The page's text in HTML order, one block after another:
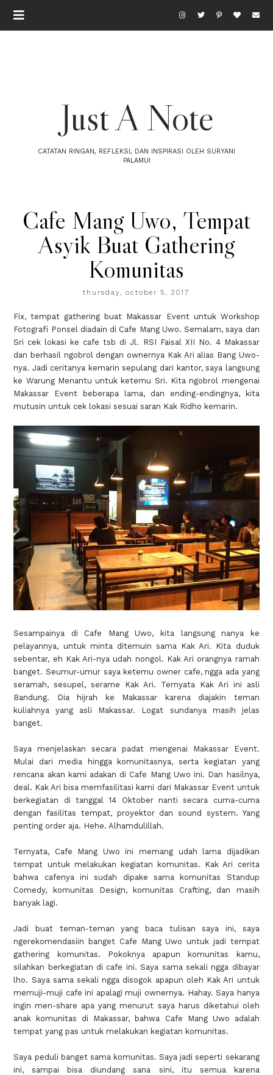
Just A Note
CATATAN RINGAN, REFLEKSI, DAN INSPIRASI OLEH SURYANI
PALAMUI
Cafe Mang Uwo, Tempat
Asyik Buat Gathering
Komunitas
thursday, october 5, 2017
Fix, tempat gathering buat Makassar Event untuk Workshop
Fotografi Ponsel diadain di Cafe Mang Uwo. Semalam, saya dan
Sri cek lokasi ke cafe tsb di Jl. RSI Faisal XII No. 4 Makassar
dan berhasil ngobrol dengan ownernya Kak Ari alias Bang Uwo-
nya. Jadi ceritanya kemarin sepulang dari kantor, saya langsung
ke Warung Menantu untuk ketemu Sri. Kita ngobrol mengenai
Makassar Event beberapa lama, dan ending-endingnya, kita
mutusin untuk cek lokasi sesuai saran Kak Ridho kemarin.
Sesampainya di Cafe Mang Uwo, kita langsung nanya ke
pelayannya, untuk minta ditemuin sama Kak Ari. Kita duduk
sebentar, eh Kak Ari-nya udah nongol. Kak Ari orangnya ramah
banget. Seumur-umur saya ketemu owner cafe, ngga ada yang
seramah, sesupel, serame Kak Ari. Ternyata Kak Ari ini asli
Bandung. Dia hijrah ke Makassar karena diajakin teman
kuliahnya yang asli Makassar. Logat sundanya masih jelas
banget.
Saya menjelaskan secara padat mengenai Makassar Event.
Mulai dari media hingga komunitasnya, serta kegiatan yang
rencana akan kami adakan di Cafe Mang Uwo ini. Dan hasilnya,
deal. Kak Ari bisa memfasilitasi kami dari Makassar Event untuk
berkegiatan di tanggal 14 Oktober nanti secara cuma-cuma
dengan fasilitas tempat, proyektor dan sound system. Yang
penting order aja. Hehe. Alhamdulillah.
Ternyata, Cafe Mang Uwo ini memang udah lama dijadikan
tempat untuk melakukan kegiatan komunitas. Kak Ari cerita
bahwa cafenya ini sudah dipake sama komunitas Standup
Comedy, komunitas Design, komunitas Crafting, dan masih
banyak lagi.
Jadi buat teman-teman yang baca tulisan saya ini, saya
ngerekomendasiin banget Cafe Mang Uwo untuk jadi tempat
gathering komunitas. Pokoknya apapun komunitas kamu,
silahkan berkegiatan di cafe ini. Saya sama sekali ngga dibayar
lho. Saya sama sekali ngga disogok apapun oleh Kak Ari untuk
memuji-muji cafe ini apalagi muji ownernya. Hahay. Saya hanya
ingin men-share apa yang menurut saya harus diketahui oleh
anak komunitas di Makassar, bahwa Cafe Mang Uwo adalah
tempat yang pas untuk melakukan kegiatan komunitas.
Saya peduli banget sama komunitas. Saya jadi seperti sekarang
ini, sampai bisa diundang sana sini, itu semua karena